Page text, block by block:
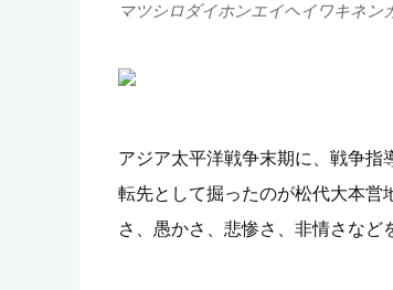
マツシロダイホンエイヘイワキネン
アジア太平洋戦争末期に、戦争指
転先として掘ったのが松代大本営
さ、愚かさ、悲惨さ、非情さなど